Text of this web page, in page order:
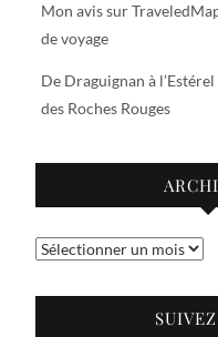
Mon avis sur
de voyage
De Draguignan à
des Roches Rouges
Archives